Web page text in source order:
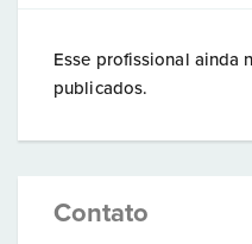
Esse profissional ainda
publicados.
Contato